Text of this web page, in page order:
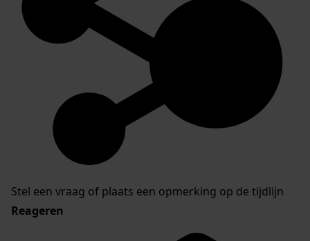
Stel een vraag of plaats een opmerking op de tijdlijn
Reageren